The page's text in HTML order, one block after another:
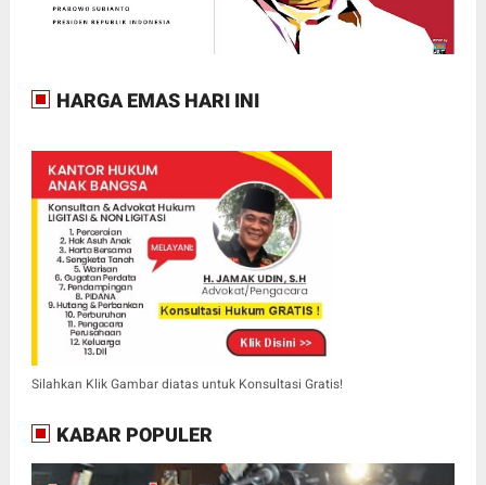
HARGA EMAS HARI INI
Silahkan Klik Gambar diatas untuk Konsultasi Gratis!
KABAR POPULER